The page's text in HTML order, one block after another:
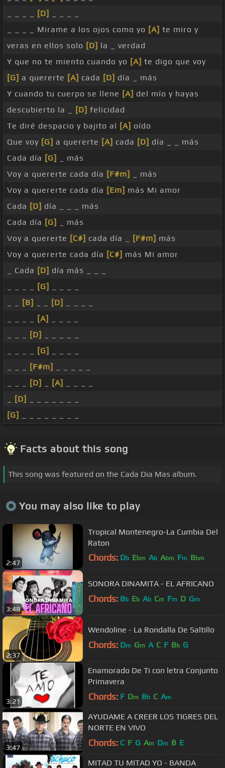
[D]
_ _ _ _ Mirame a los ojos como yo [A] te miro y
veras en ellos solo [D] la _ verdad
Y que no te miento cuando yo [A] te digo que voy
[G] a quererte [A] cada [D] día _ más
Y cuando tu cuerpo se llene [A] del mío y hayas
descubierto la _
[D] felicidad
Te diré despacio y bajito al [A] oído
Que voy [G] a quererte [A] cada [D] día _ _ más
Cada día [G]
_ más
Voy a quererte cada día [F#m]
_ más
Voy a quererte cada día [Em] más Mi amor
Cada [D] día _ _ _ más
Cada día [G]
_ más
Voy a quererte [C#] cada día _ [F#m] más
Voy a quererte cada día [C#] más Mi amor
_ Cada [D] día más _ _ _
[G]
[B] [D]
[A]
[D]
[G]
[F#m]
[D] [A]
[D]
[G]
Facts about this song
This song was featured on the Cada Dia Mas album.
You may also like to play
2:47
Tropical Montenegro-La Cumbia Del
Raton
Chords: Db Ebm Ab Abm Fm Bbm
3:48
SONORA DINAMITA - EL AFRICANO
Chords: Bb Eb Ab Cm Fm D Gm
2:37
Wendoline - La Rondalla De Saltillo
Chords: Dm Gm A C F Bb G
3:21
Enamorado De Ti con letra Conjunto
Primavera
Chords: F Dm Bb C Am
3:47
AYUDAME A CREER LOS TIGRES DEL
NORTE EN VIVO
Chords: C F G Am Dm B E
MITAD TU MITAD YO - BANDA